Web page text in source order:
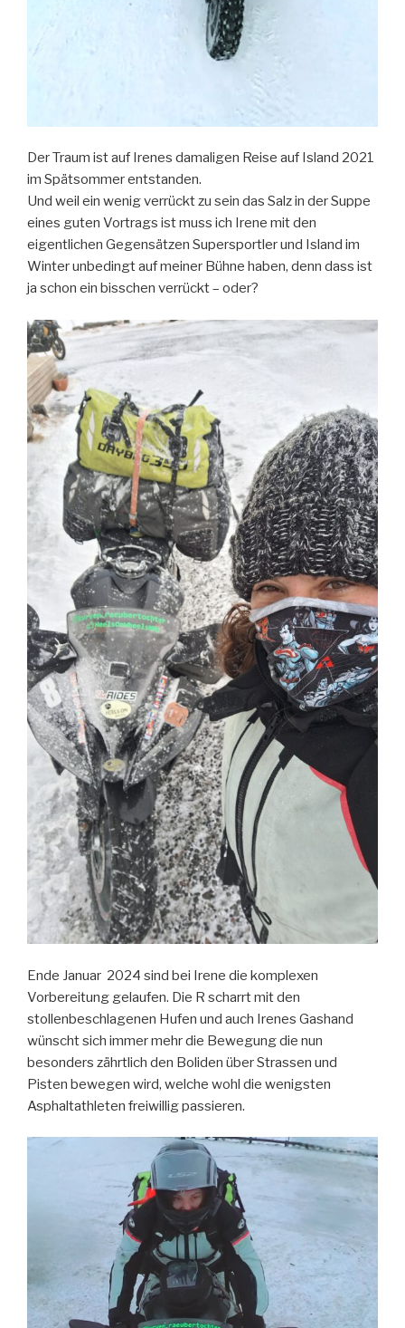
Der Traum ist auf Irenes damaligen Reise auf Island 2021
im Spätsommer entstanden.
Und weil ein wenig verrückt zu sein das Salz in der Suppe
eines guten Vortrags ist muss ich Irene mit den
eigentlichen Gegensätzen Supersportler und Island im
Winter unbedingt auf meiner Bühne haben, denn dass ist
ja schon ein bisschen verrückt – oder?
Ende Januar 2024 sind bei Irene die komplexen
Vorbereitung gelaufen. Die R scharrt mit den
stollenbeschlagenen Hufen und auch Irenes Gashand
wünscht sich immer mehr die Bewegung die nun
besonders zährtlich den Boliden über Strassen und
Pisten bewegen wird, welche wohl die wenigsten
Asphaltathleten freiwillig passieren.